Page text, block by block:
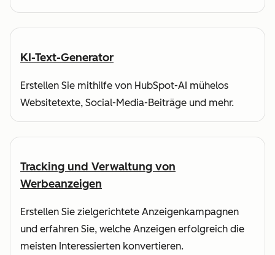
KI-Text-Generator
Erstellen Sie mithilfe von HubSpot-AI mühelos
Websitetexte, Social-Media-Beiträge und mehr.
Tracking und Verwaltung von
Werbeanzeigen
Erstellen Sie zielgerichtete Anzeigenkampagnen
und erfahren Sie, welche Anzeigen erfolgreich die
meisten Interessierten konvertieren.